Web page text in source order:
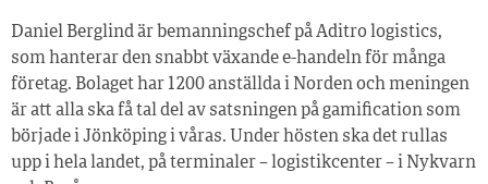
Daniel Berglind är bemanningschef på Aditro logistics,
som hanterar den snabbt växande e-handeln för många
företag. Bolaget har 1 200 anställda i Norden och meningen
är att alla ska få tal del av satsningen på gamification som
började i Jönköping i våras. Under hösten ska det rullas
upp i hela landet, på terminaler – logistikcenter – i Nykvarn